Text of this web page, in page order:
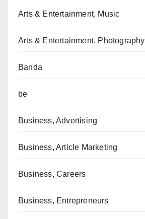
Arts & Entertainment, Music
Arts & Entertainment, Photography
Banda
be
Business, Advertising
Business, Article Marketing
Business, Careers
Business, Entrepreneurs